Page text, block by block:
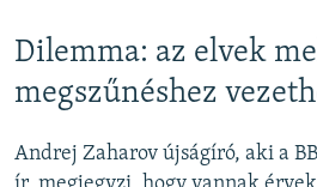
Dilemma: az elvek
megszűnéshez
Andrej Zaharov újságíró, aki a